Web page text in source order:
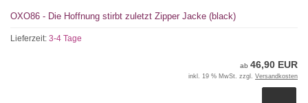
OXO86 - Die Hoffnung stirbt zuletzt Zipper Jacke (black)
Lieferzeit: 3-4 Tage
ab 46,90 EUR
inkl. 19 % MwSt. zzgl. Versandkosten